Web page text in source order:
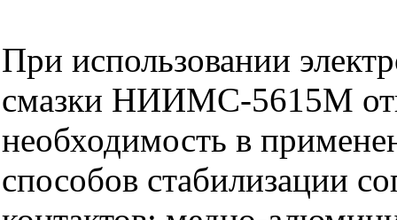
При использовании
смазки НИИМС-5615М
необходимость в
способов стабилизации